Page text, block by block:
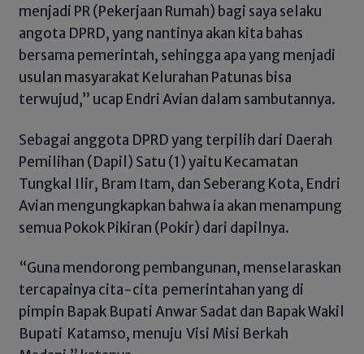
menjadi PR (Pekerjaan Rumah) bagi saya selaku
angota DPRD, yang nantinya akan kita bahas
bersama pemerintah, sehingga apa yang menjadi
usulan masyarakat Kelurahan Patunas bisa
terwujud,” ucap Endri Avian dalam sambutannya.
Sebagai anggota DPRD yang terpilih dari Daerah
Pemilihan (Dapil) Satu (1) yaitu Kecamatan
Tungkal Ilir, Bram Itam, dan Seberang Kota, Endri
Avian mengungkapkan bahwa ia akan menampung
semua Pokok Pikiran (Pokir) dari dapilnya.
“Guna mendorong pembangunan, menselaraskan
tercapainya cita-cita pemerintahan yang di
pimpin Bapak Bupati Anwar Sadat dan Bapak Wakil
Bupati Katamso, menuju Visi Misi Berkah